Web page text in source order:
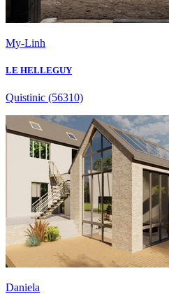
My-Linh
LE HELLEGUY
Quistinic (56310)
Daniela